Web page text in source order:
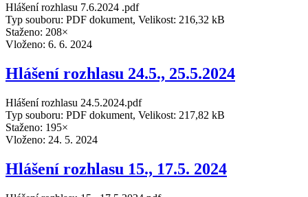
Hlášení rozhlasu 7.6.2024 .pdf
Typ souboru: PDF dokument, Velikost: 216,32 kB
Staženo: 208×
Vloženo: 6. 6. 2024
Hlášení rozhlasu 24.5., 25.5.2024
Hlášení rozhlasu 24.5.2024.pdf
Typ souboru: PDF dokument, Velikost: 217,82 kB
Staženo: 195×
Vloženo: 24. 5. 2024
Hlášení rozhlasu 15., 17.5. 2024